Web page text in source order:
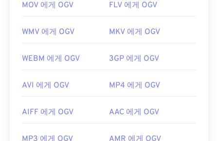
MOV 에게 OGV FLV 에게 OGV
WMV 에게 OGV MKV 에게 OGV
WEBM 에게 OGV 3GP 에게 OGV
AVI 에게 OGV MP4 에게 OGV
AIFF 에게 OGV AAC 에게 OGV